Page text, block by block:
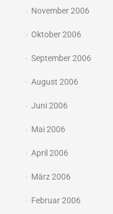
November 2006
Oktober 2006
September 2006
August 2006
Juni 2006
Mai 2006
April 2006
März 2006
Februar 2006